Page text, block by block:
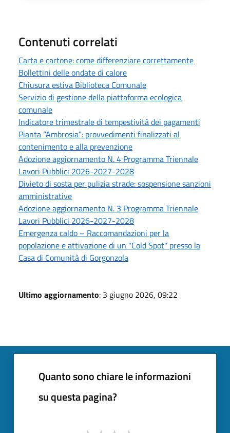
Contenuti correlati
Carta e cartone: come differenziare correttamente
Bollettini delle ondate di calore
Chiusura estiva Biblioteca Comunale
Servizio di gestione della piattaforma ecologica
comunale
Indicatore trimestrale di tempestività dei pagamenti
Pianta “Ambrosia”: provvedimenti finalizzati al
contenimento e alla prevenzione
Adozione aggiornamento N. 4 Programma Triennale
Lavori Pubblici 2026-2027-2028
Divieto di sosta per pulizia strade: sospensione sanzioni
amministrative
Adozione aggiornamento N. 3 Programma Triennale
Lavori Pubblici 2026-2027-2028
Emergenza caldo – Raccomandazioni per la
popolazione e attivazione di un "Cold Spot" presso la
Casa di Comunità di Gorgonzola
Ultimo aggiornamento: 3 giugno 2026, 09:22
Quanto sono chiare le informazioni
su questa pagina?